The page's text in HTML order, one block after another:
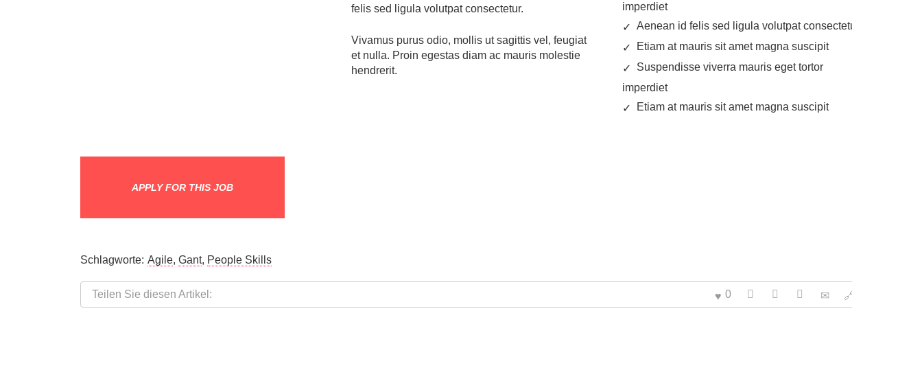
felis sed ligula volutpat consectetur.
Vivamus purus odio, mollis ut sagittis vel, feugiat
et nulla. Proin egestas diam ac mauris molestie
hendrerit.
imperdiet
Aenean id felis sed ligula volutpat consectetur.
Etiam at mauris sit amet magna suscipit
Suspendisse viverra mauris eget tortor
imperdiet
Etiam at mauris sit amet magna suscipit
APPLY FOR THIS JOB
Schlagworte: Agile, Gant, People Skills
Teilen Sie diesen Artikel: 0